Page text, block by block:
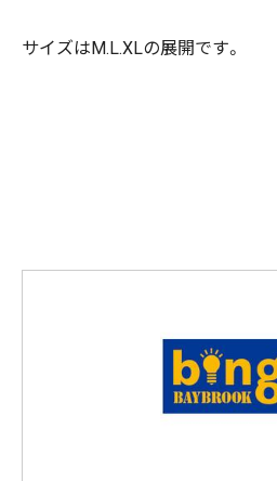
サイズはM.L.XLの展開です。